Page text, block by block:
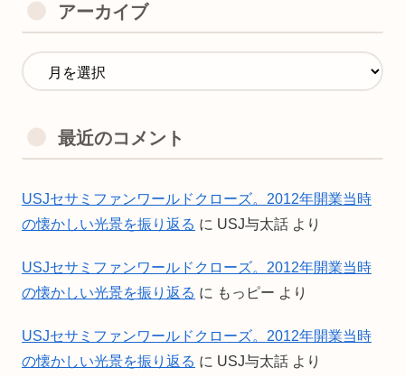
アーカイブ
最近のコメント
USJセサミファンワールドクローズ。2012年開業当時
の懐かしい光景を振り返る に USJ与太話 より
USJセサミファンワールドクローズ。2012年開業当時
の懐かしい光景を振り返る に もっピー より
USJセサミファンワールドクローズ。2012年開業当時
の懐かしい光景を振り返る に USJ与太話 より